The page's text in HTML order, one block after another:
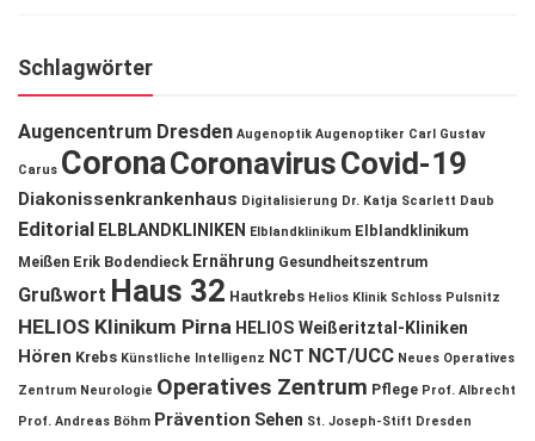
Schlagwörter
Augencentrum Dresden Augenoptik Augenoptiker Carl Gustav
Carus CoronaCoronavirusCovid-19
Diakonissenkrankenhaus Digitalisierung Dr. Katja Scarlett Daub
Editorial ELBLANDKLINIKEN Elblandklinikum Elblandklinikum
Meißen Erik Bodendieck Ernährung Gesundheitszentrum
Grußwort Haus 32 Hautkrebs Helios Klinik Schloss Pulsnitz
HELIOS Klinikum Pirna HELIOS Weißeritztal-Kliniken
Hören Krebs Künstliche Intelligenz NCT NCT/UCC Neues Operatives
Zentrum Neurologie Operatives Zentrum Pflege Prof. Albrecht
Prof. Andreas Böhm Prävention Sehen St. Joseph-Stift Dresden